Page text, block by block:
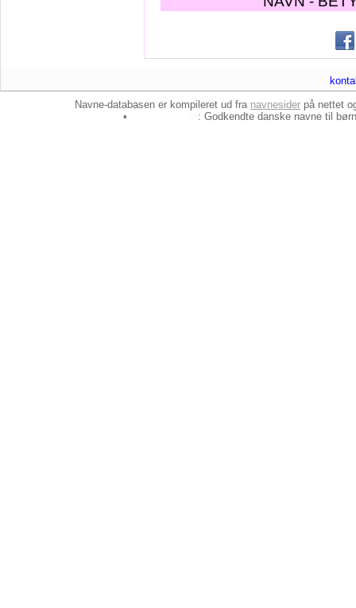
Navne-databasen er kompileret ud fra navnesider på nettet
•
: Godkendte danske navne til børn